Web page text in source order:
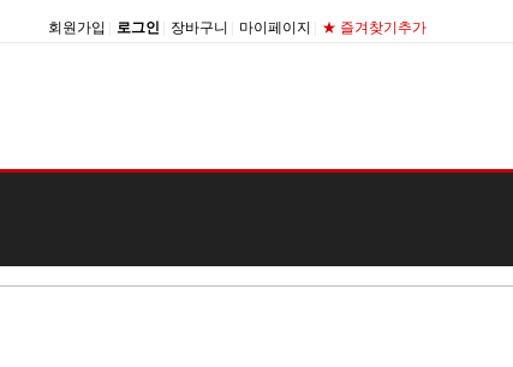
회원가입 로그인 장바구니 마이페이지 ★ 즐겨찾기추가